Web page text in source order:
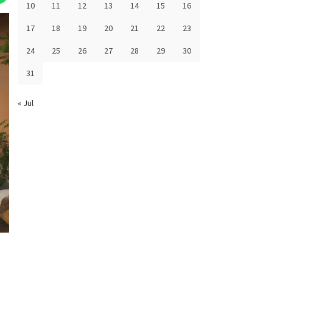
10 11 12 13 14 15 16
17 18 19 20 21 22 23
24 25 26 27 28 29 30
31
« Jul